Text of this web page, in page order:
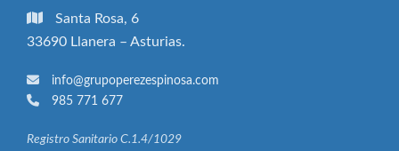
Santa Rosa, 6
33690 Llanera – Asturias.
info@grupoperezespinosa.com
985 771 677
Registro Sanitario C.1.4/1029